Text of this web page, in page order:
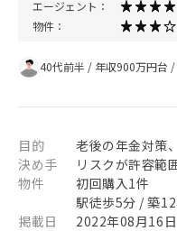
エージェント：
物件：
40代前半 / 年収900万円台 /
目的
老後の年金対策
決め手
リスクが許容範
物件
初回購入1件
駅徒歩5分 / 築
掲載日
2022年08月16日